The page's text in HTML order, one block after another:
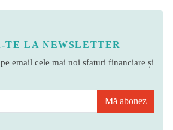
TE LA NEWSLETTER
email cele mai noi sfaturi financiare și
Mă abonez